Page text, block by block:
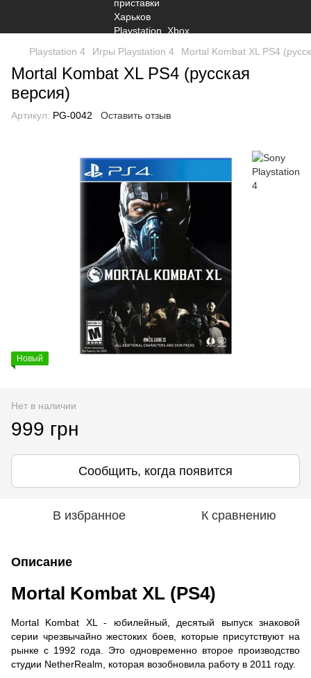
Playstation 4 Игры Playstation 4 Mortal Kombat XL PS4
Mortal Kombat XL PS4 (русская
версия)
Артикул: PG-0042 Оставить отзыв
Новый
Нет в наличии
999 грн
Сообщить, когда появится
В избранное К сравнению
Описание
Mortal Kombat XL (PS4)
Mortal Kombat XL - юбилейный, десятый выпуск знаковой
серии чрезвычайно жестоких боев, которые присутствуют на
рынке с 1992 года. Это одновременно второе производство
студии NetherRealm, которая возобновила работу в 2011 году.